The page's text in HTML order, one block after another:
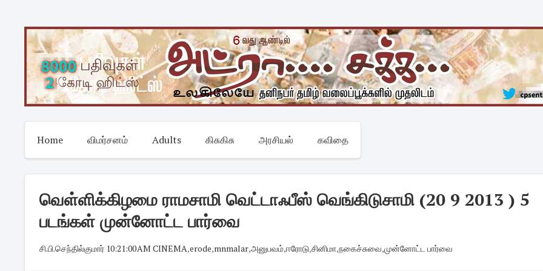
content
Home விமர்சனம் Adults கிசுகிசு அரசியல் கவிதை
வெள்ளிக்கிழமை ராமசாமி வெட்டாஃபீஸ் வெங்கிடுசாமி (20 9 2013 ) 5
படங்கள் முன்னோட்ட பார்வை
சி.பி.செந்தில்குமார் 10:21:00 AM ·CINEMA,erode,mnmalar,அனுபவம்,ஈரோடு,சினிமா,நகைச்சுவை,முன்னோட்ட பார்வை